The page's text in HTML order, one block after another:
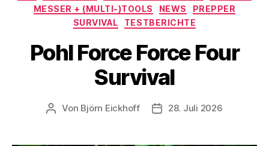
MESSER + (MULTI-)TOOLS
NEWS
PREPPER
SURVIVAL
TESTBERICHTE
Pohl Force Force Four
Survival
Beitragsautor
Von Björn Eickhoff Veröffentlichungsdatum
28. Juli 2026